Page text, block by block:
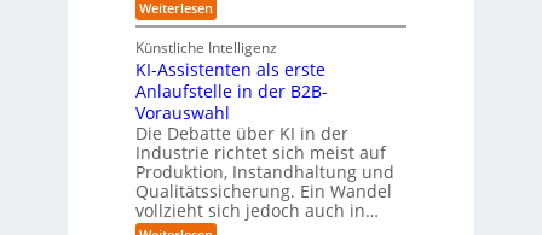
h
d
u
n
e
q
u
e
m
e
r
)
B
l
Weiterlesen:
L
e
r
n
e
n
m
u
s
s
a
u
c
Künstliche Intelligenz
KI-Assistenten als erste
Anlaufstelle in der B2B-
Vorauswahl
Die Debatte über KI in der
Industrie richtet sich meist auf
Produktion, Instandhaltung und
Qualitätssicherung. Ein Wandel
vollzieht sich jedoch auch in…